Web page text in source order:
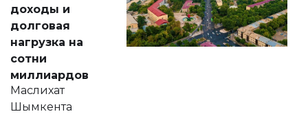
доходы и
долговая
нагрузка на
сотни
миллиардов
Маслихат
Шымкента